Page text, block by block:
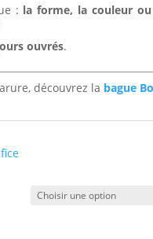
: la forme, la couleur
ouvrés.
découvrez la bague